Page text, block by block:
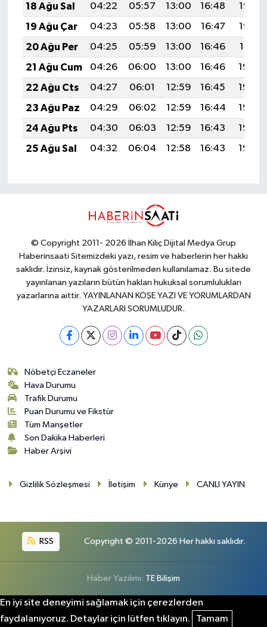
18 Ağu Sal
04:22 05:57 13:00 16:48
19:53
19 Ağu Çar
04:23 05:58 13:00 16:47
19:52
20 Ağu Per
04:25 05:59 13:00 16:46
19:51
21 Ağu Cum
04:26 06:00 13:00 16:46
19:49
22 Ağu Cts
04:27 06:01 12:59 16:45
19:48
23 Ağu Paz
04:29 06:02 12:59 16:44
19:46
24 Ağu Pts
04:30 06:03 12:59 16:43
19:45
25 Ağu Sal
04:32 06:04 12:58 16:43 19:43
© Copyright 2011- 2026 İlhan Kılıç Dijital Medya Grup
Haberinsaati Sitemizdeki yazı, resim ve haberlerin her hakkı
saklıdır. İzinsiz, kaynak gösterilmeden kullanılamaz. Bu sitede
yayınlanan yazıların bütün hakları hukuksal sorumlulukları
yazarlarına aittir. YAYINLANAN KÖŞE YAZI VE YORUMLARDAN
YAZARLARI SORUMLUDUR.
Nöbetçi Eczaneler
Hava Durumu
Trafik Durumu
Puan Durumu ve Fikstür
Tüm Manşetler
Son Dakika Haberleri
Haber Arşivi
Gizlilik Sözleşmesi İletişim Künye CANLI YAYIN
RSS Copyright © 2011-2026 Her hakkı saklıdır.
Haber Yazılımı: TE Bilişim
En iyi site deneyimi sağlamak için çerezlerden
faydalanıyoruz. Detaylar için lütfen tıklayın.
Tamam